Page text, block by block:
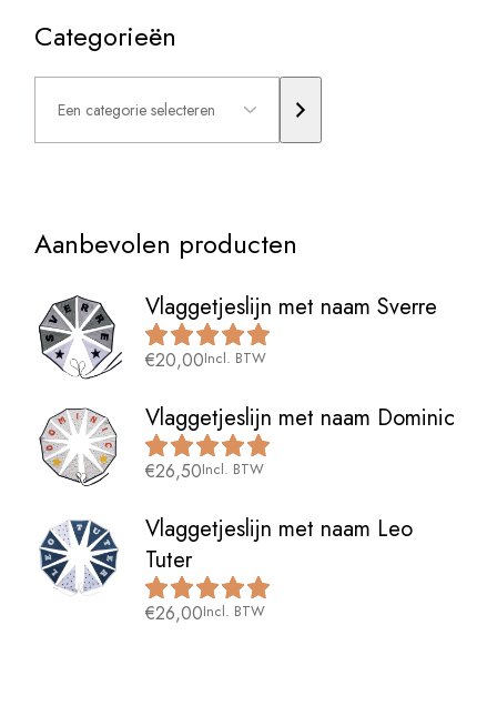
Categorieën
Een
categorie
selecteren
Aanbevolen producten
Vlaggetjeslijn met naam Sverre
€20,00Incl. BTW
Vlaggetjeslijn met naam Dominic
€26,50Incl. BTW
Vlaggetjeslijn met naam Leo
Tuter
€26,00Incl. BTW